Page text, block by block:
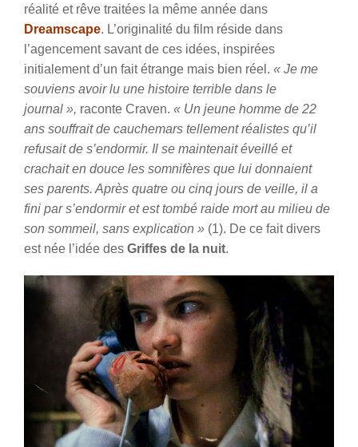
réalité et rêve traitées la même année dans
Dreamscape. L’originalité du film réside dans
l’agencement savant de ces idées, inspirées
initialement d’un fait étrange mais bien réel. « Je me
souviens avoir lu une histoire terrible dans le
journal », raconte Craven. « Un jeune homme de 22
ans souffrait de cauchemars tellement réalistes qu’il
refusait de s’endormir. Il se maintenait éveillé et
crachait en douce les somnifères que lui donnaient
ses parents. Après quatre ou cinq jours de veille, il a
fini par s’endormir et est tombé raide mort au milieu de
son sommeil, sans explication » (1). De ce fait divers
est née l’idée des Griffes de la nuit.